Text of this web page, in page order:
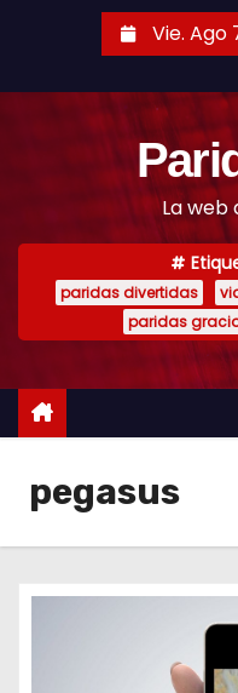
t
Vie. Ago
La web
paridas divertidas
paridas
pegasus